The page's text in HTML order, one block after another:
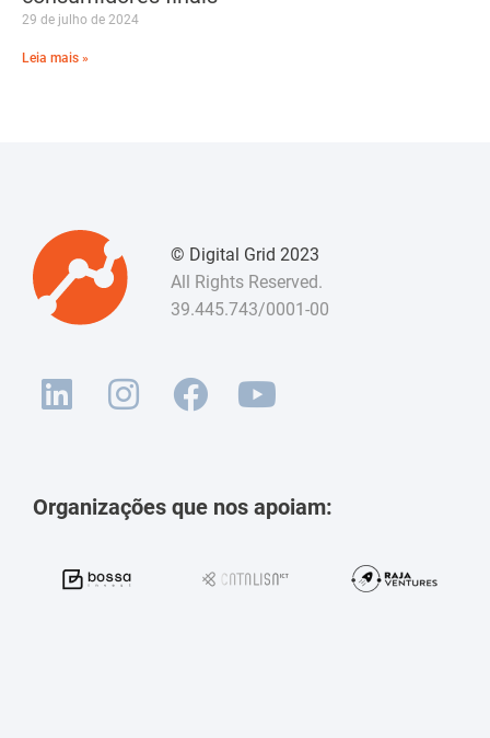
29 de julho de 2024
Leia mais »
© Digital Grid 2023
All Rights Reserved.
39.445.743/0001-00
Organizações que nos apoiam: